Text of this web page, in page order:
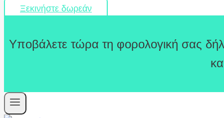
Ξεκινήστε δωρεάν
Υποβάλετε τώρα τη φορολογική σας